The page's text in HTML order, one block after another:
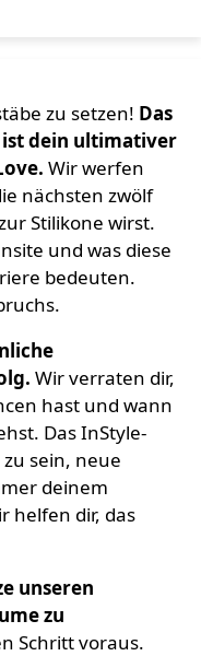
zu setzen! Das
ist dein ultimativer
Wir werfen
nächsten zwölf
Stilikone wirst.
und was diese
bedeuten.
Wir verraten dir,
hast und wann
Das InStyle-
sein, neue
deinem
helfen dir, das
unseren
zu
Schritt voraus.